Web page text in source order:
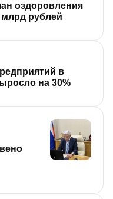
оздоровления
рублей
в
на 30%